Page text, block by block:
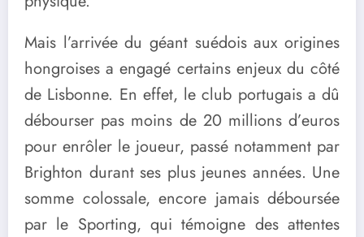
Mais l’arrivée du géant suédois aux origines
hongroises a engagé certains enjeux du côté
de Lisbonne. En effet, le club portugais a dû
débourser pas moins de 20 millions d’euros
pour enrôler le joueur, passé notamment par
Brighton durant ses plus jeunes années. Une
somme colossale, encore jamais déboursée
par le Sporting, qui témoigne des attentes